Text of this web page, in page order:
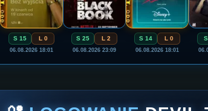
S 15 L 0
06.08.2026 18:01
S 25 L 2
06.08.2026 23:09
S 14 L 0
06.08.2026 18:01